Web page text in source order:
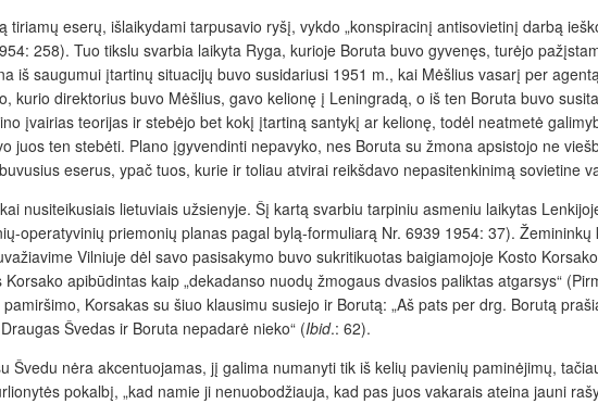
tiriamų eserų, išlaikydami tarpusavio ryšį, vykdo „konspiracinį antisovietinį darbą
258). Tuo tikslu svarbia laikyta Ryga, kurioje Boruta buvo gyvenęs, turėjo
iš saugumui įtartinų situacijų buvo susidariusi 1951 m., kai Mėšlius vasarį per
kurio direktorius buvo Mėšlius, gavo kelionę į Leningradą, o iš ten Boruta buvo
įvairias teorijas ir stebėjo bet kokį įtartiną santykį ar kelionę, todėl neatmetė
juos ten stebėti. Plano įgyvendinti nepavyko, nes Boruta su žmona apsistojo ne
eserus, ypač tuos, kurie ir toliau atvirai reikšdavo nepasitenkinimą sovietine
nusiteikusiais lietuviais užsienyje. Šį kartą svarbiu tarpiniu asmeniu laikytas
operatyvinių priemonių planas pagal bylą-formuliarą Nr. 6939 1954: 37).
Vilniuje dėl savo pasisakymo buvo sukritikuotas baigiamojoje Kosto
apibūdintas kaip „dekadanso nuodų žmogaus dvasios paliktas atgarsys“
Korsakas su šiuo klausimu susiejo ir Borutą: „Aš pats per drg. Borutą
Švedas ir Boruta nepadarė nieko“ (Ibid.: 62).
Švedu nėra akcentuojamas, jį galima numanyti tik iš kelių pavienių paminėjimų,
pokalbį, „kad namie ji nenuobodžiauja, kad pas juos vakarais ateina jauni